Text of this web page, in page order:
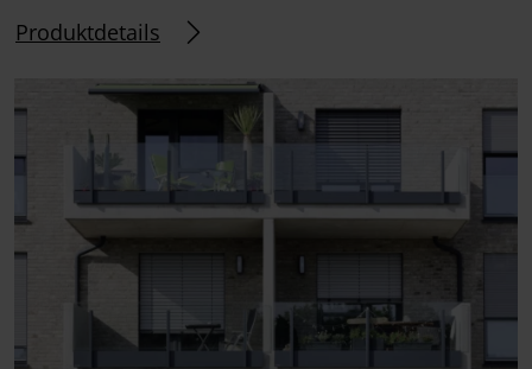
Produktdetails